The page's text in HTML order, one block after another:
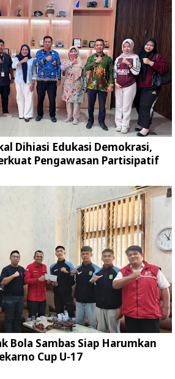
Dihiasi Edukasi Demokrasi,
Pengawasan Partisipatif
Bola Sambas Siap Harumkan
Cup U-17